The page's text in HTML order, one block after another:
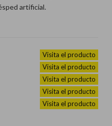
artificial.
Visita el producto
Visita el producto
Visita el producto
Visita el producto
Visita el producto